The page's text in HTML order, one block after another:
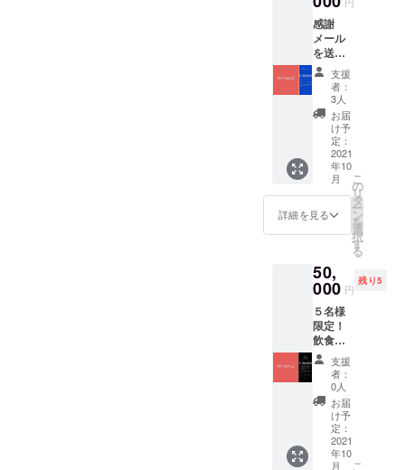
を送ら
せてい
ただき
ます。
感謝
メール
を送ら
せてい
ただき
ます。
支援者
限定虹
色アイ
コンを
提供さ
せてい
ただき
ます。
虹色ア
イコン
定イベ
ントを
実施し
ます！
プレリ
リース
期間よ
りアプ
リを使
用して
いただ
けま
す、ま
たその
支援
者：
3人
お届
け予
定：
2021
年10
月
詳細を見る
こ
の
リ
タ
ー
ン
を
選
択
す
る
50,
000 円
残り5
５名様
限定！
飲食店
及び掲
載可能
事業経
営者の
方はア
プリ掲
載料無
料期間
支援
者：
0人
お届
け予
定：
2021
年10
月
こ